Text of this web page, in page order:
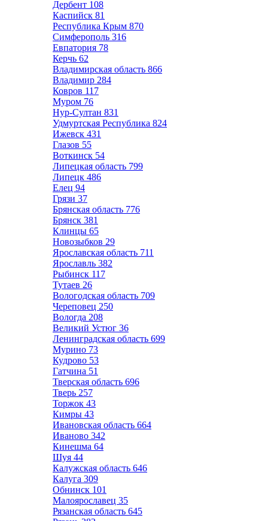
Дербент 108
Каспийск 81
Республика Крым 870
Симферополь 316
Евпатория 78
Керчь 62
Владимирская область 866
Владимир 284
Ковров 117
Муром 76
Нур-Султан 831
Удмуртская Республика 824
Ижевск 431
Глазов 55
Воткинск 54
Липецкая область 799
Липецк 486
Елец 94
Грязи 37
Брянская область 776
Брянск 381
Клинцы 65
Новозыбков 29
Ярославская область 711
Ярославль 382
Рыбинск 117
Тутаев 26
Вологодская область 709
Череповец 250
Вологда 208
Великий Устюг 36
Ленинградская область 699
Мурино 73
Кудрово 53
Гатчина 51
Тверская область 696
Тверь 257
Торжок 43
Кимры 43
Ивановская область 664
Иваново 342
Кинешма 64
Шуя 44
Калужская область 646
Калуга 309
Обнинск 101
Малоярославец 35
Рязанская область 645